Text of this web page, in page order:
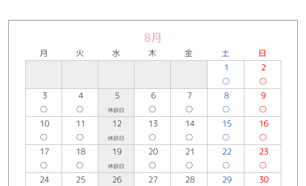
8月
月 火 水 木 金 土
日
1
○
2
○
3
○
4
○
5
休診日
6
○
7
○
8
○
9
○
10
○
11
○
12
休診日
13
○
14
○
15
○
16
○
17
○
18
○
19
休診日
20
○
21
○
22
○
23
○
24
25
26
27
28
29
30